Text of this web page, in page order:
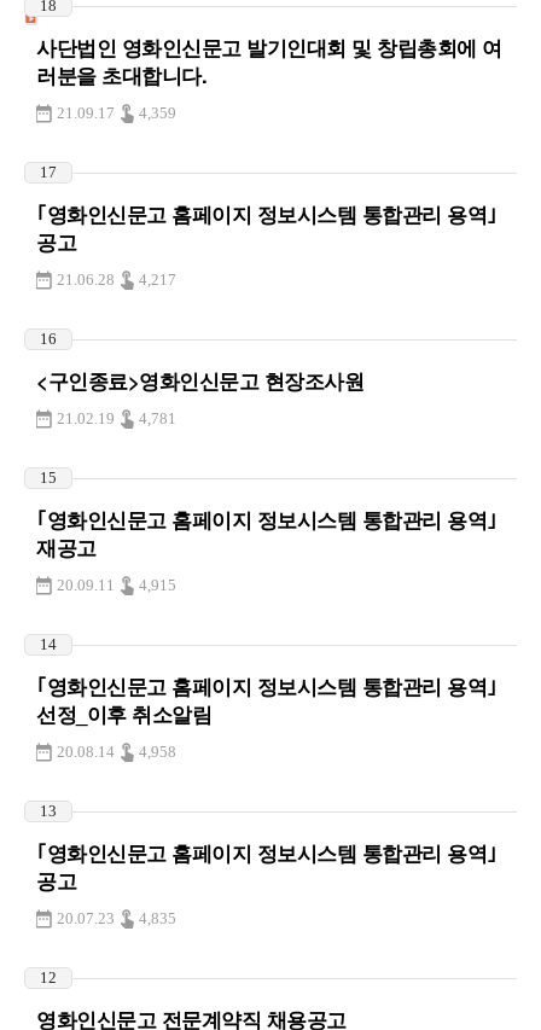
18
사단법인 영화인신문고 발기인대회 및 창립총회에 여
러분을 초대합니다.
21.09.17 4,359
17
｢영화인신문고 홈페이지 정보시스템 통합관리 용역｣
공고
21.06.28 4,217
16
<구인종료>영화인신문고 현장조사원
21.02.19 4,781
15
｢영화인신문고 홈페이지 정보시스템 통합관리 용역｣
재공고
20.09.11 4,915
14
｢영화인신문고 홈페이지 정보시스템 통합관리 용역｣
선정_이후 취소알림
20.08.14 4,958
13
｢영화인신문고 홈페이지 정보시스템 통합관리 용역｣
공고
20.07.23 4,835
12
영화인신문고 전문계약직 채용공고